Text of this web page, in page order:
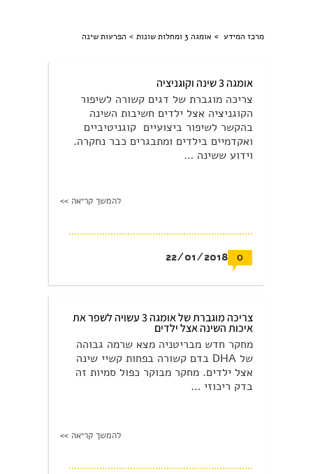
מרכז המידע > אומגה 3 ומחלות שונות > הפרעות שינה
אומגה 3 שינה וקוגניציה
צריכה מוגברת של דגים קשורה לשיפור
הקוגניציה אצל ילדים חשיבות השינה
בהקשר לשיפור ביצועיים קוגניטיביים
ואקדמיים בילדים ומתבגרים כבר נחקרה.
וידוע ששינה …
להמשך קריאה >>
0
22/01/2018
צריכה מוגברת של אומגה 3 עשויה לשפר את
איכות השינה אצל ילדים
מחקר חדש מבריטניה מצא שרמה גבוהה
של DHA בדם קשורה בפחות קשיי שינה
אצל ילדים. מחקר מבוקר כפול סמיות זה
בדק ריכוזי …
להמשך קריאה >>